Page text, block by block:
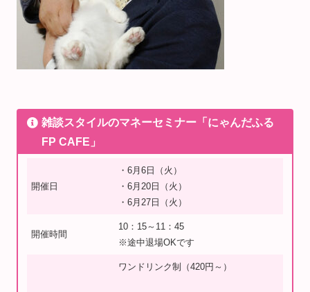
雑談スタイルのマネーセミナー「にゃんだふる
FP CAFE」
開催日
・6月6日（火）
・6月20日（火）
・6月27日（火）
開催時間
10：15～11：45
※途中退場OKです
ワンドリンク制（420円～）